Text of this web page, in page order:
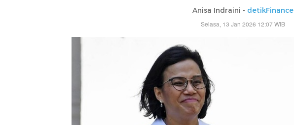
Anisa Indraini - detikFinance
Selasa, 13 Jan 2026 12:07 WIB